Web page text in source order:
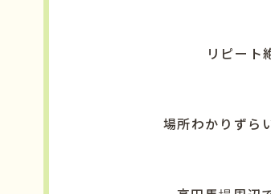
リピート
場所わかりずら